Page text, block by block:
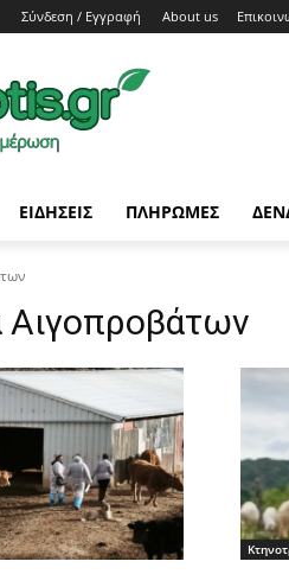
Σύνδεση / Εγγραφή About us
ΕΙΔΗΣΕΙΣ ΠΛΗΡΩΜΕΣ
Αιγοπροβάτων